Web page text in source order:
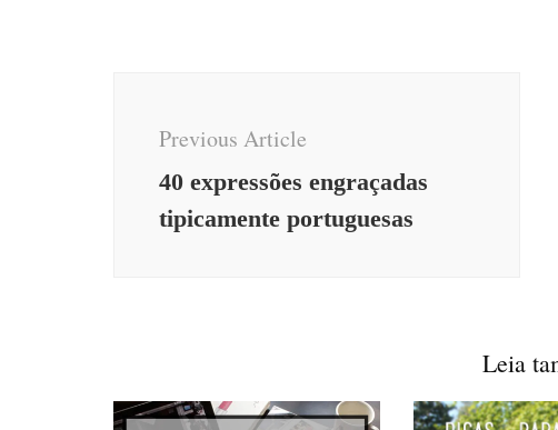
Navigation
Previous Article
40 expressões engraçadas
tipicamente portuguesas
Leia